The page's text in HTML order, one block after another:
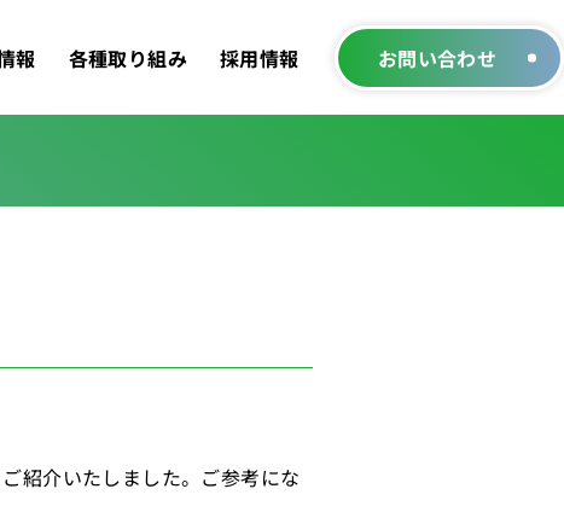
報 各種取り組み 採用情報 お問い合わせ
紹介いたしました。ご参考にな